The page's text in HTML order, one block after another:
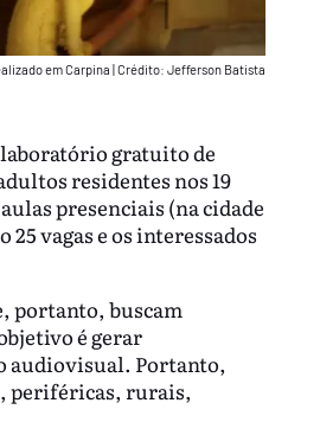
em Carpina |Crédito: Jefferson Batista
laboratório gratuito de
residentes nos 19
presenciais (na cidade
vagas e os interessados
portanto, buscam
é gerar
audiovisual. Portanto,
periféricas, rurais,